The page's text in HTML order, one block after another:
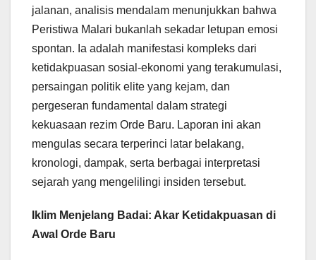
jalanan, analisis mendalam menunjukkan bahwa
Peristiwa Malari bukanlah sekadar letupan emosi
spontan. Ia adalah manifestasi kompleks dari
ketidakpuasan sosial-ekonomi yang terakumulasi,
persaingan politik elite yang kejam, dan
pergeseran fundamental dalam strategi
kekuasaan rezim Orde Baru. Laporan ini akan
mengulas secara terperinci latar belakang,
kronologi, dampak, serta berbagai interpretasi
sejarah yang mengelilingi insiden tersebut.
Iklim Menjelang Badai: Akar Ketidakpuasan di
Awal Orde Baru